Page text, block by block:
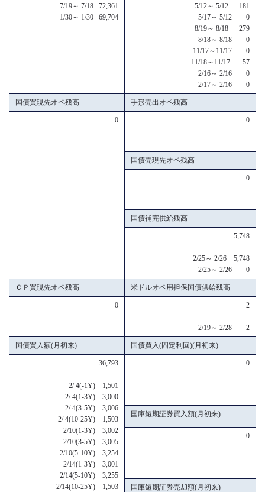
7/19～ 7/18 72,361
1/30～ 1/30 69,704
5/12～ 5/12 181
5/17～ 5/12 0
8/19～ 8/18 279
8/18～ 8/18 0
11/17～11/17 0
11/18～11/17 57
2/16～ 2/16 0
2/17～ 2/16 0
国債買現先オペ残高 手形売出オペ残高
0 0
国債売現先オペ残高
0
国債補完供給残高
5,748
2/25～ 2/26 5,748
2/25～ 2/26 0
ＣＰ買現先オペ残高 米ドルオペ用担保国債供給残高
0 2
2/19～ 2/28 2
国債買入額(月初来) 国債買入(固定利回)(月初来)
36,793
2/ 4(-1Y) 1,501
2/ 4(1-3Y) 3,000
2/ 4(3-5Y) 3,006
2/ 4(10-25Y) 1,503
2/10(1-3Y) 3,002
2/10(3-5Y) 3,005
2/10(5-10Y) 3,254
2/14(1-3Y) 3,001
2/14(5-10Y) 3,255
2/14(10-25Y) 1,503
0
国庫短期証券買入額(月初来)
0
国庫短期証券売却額(月初来)